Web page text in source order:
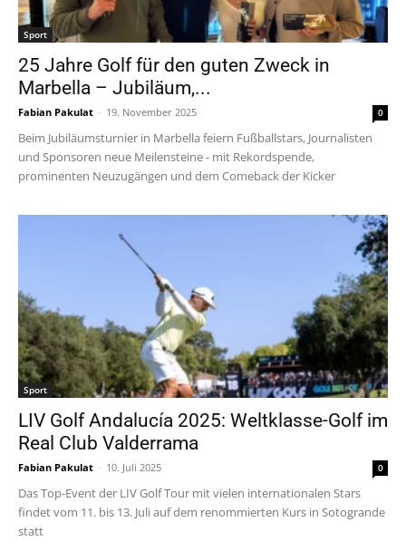
Sport
25 Jahre Golf für den guten Zweck in
Marbella – Jubiläum,...
Fabian Pakulat - 19. November 2025 0
Beim Jubiläumsturnier in Marbella feiern Fußballstars, Journalisten
und Sponsoren neue Meilensteine - mit Rekordspende,
prominenten Neuzugängen und dem Comeback der Kicker
Sport
LIV Golf Andalucía 2025: Weltklasse-Golf im
Real Club Valderrama
Fabian Pakulat - 10. Juli 2025 0
Das Top-Event der LIV Golf Tour mit vielen internationalen Stars
findet vom 11. bis 13. Juli auf dem renommierten Kurs in Sotogrande
statt